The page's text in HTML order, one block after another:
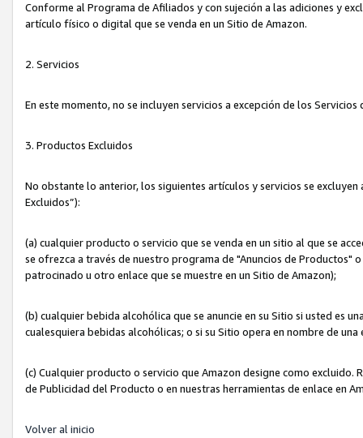
Conforme al Programa de Afiliados y con sujeción a las adiciones y
artículo físico o digital que se venda en un Sitio de Amazon.
2. Servicios
En este momento, no se incluyen servicios a excepción de los
3. Productos Excluidos
No obstante lo anterior, los siguientes artículos y servicios se
Excluidos”):
(a) cualquier producto o servicio que se venda en un sitio al que se
se ofrezca a través de nuestro programa de "Anuncios de Productos"
patrocinado u otro enlace que se muestre en un Sitio de Amazon);
(b) cualquier bebida alcohólica que se anuncie en su Sitio si usted es
cualesquiera bebidas alcohólicas; o si su Sitio opera en nombre de
(c) Cualquier producto o servicio que Amazon designe como excluido.
de Publicidad del Producto o en nuestras herramientas de enlace en
Volver al inicio